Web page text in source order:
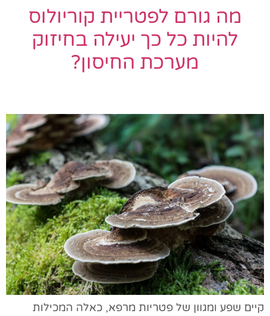
מה גורם לפטריית קוריולוס
להיות כל כך יעילה בחיזוק
מערכת החיסון?
קיים שפע ומגוון של פטריות מרפא, כאלה המכילות